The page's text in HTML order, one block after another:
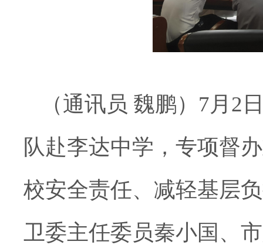
（通讯员 魏鹏）7月2
队赴李达中学，专项督
校安全责任、减轻基层
卫委主任委员秦小国、